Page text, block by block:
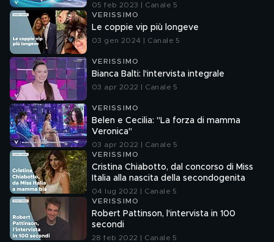
05 feb 2023 | Canale 5
VERISSIMO
Le coppie vip più longeve
03 gen 2024 | Canale 5
VERISSIMO
Bianca Balti: l'intervista integrale
03 apr 2022 | Canale 5
VERISSIMO
Belen e Cecilia: "La forza di mamma
Veronica"
03 apr 2022 | Canale 5
VERISSIMO
Cristina Chiabotto, dal concorso di Miss
Italia alla nascita della secondogenita
04 lug 2022 | Canale 5
VERISSIMO
Robert Pattinson, l'intervista in 100
secondi
28 feb 2022 | Canale 5